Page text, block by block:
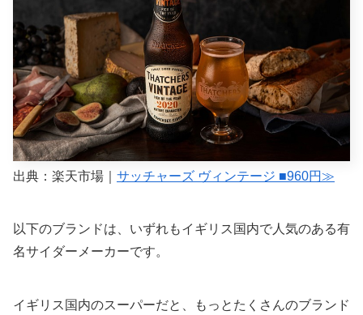
出典：楽天市場｜ サッチャーズ ヴィンテージ ■960円≫
以下のブランドは、いずれもイギリス国内で人気のある有
名サイダーメーカーです。
イギリス国内のスーパーだと、もっとたくさんのブランド